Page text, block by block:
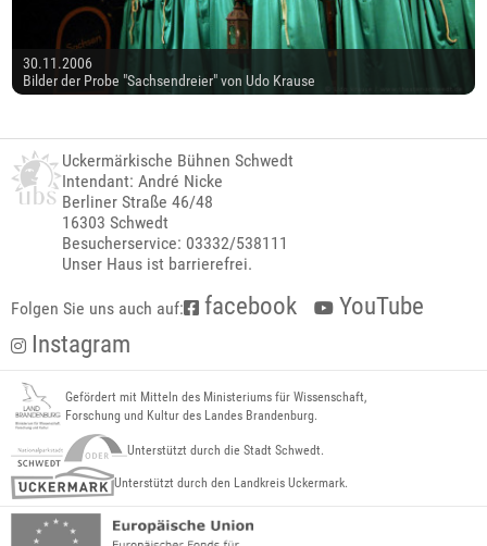
30.11.2006
Bilder der Probe "Sachsendreier" von Udo Krause
Uckermärkische Bühnen Schwedt
Intendant: André Nicke
Berliner Straße 46/48
16303 Schwedt
Besucherservice: 03332/538111
Unser Haus ist barrierefrei.
Folgen Sie uns auch auf: facebook
YouTube
Instagram
Gefördert mit Mitteln des Ministeriums für Wissenschaft,
Forschung und Kultur des Landes Brandenburg.
Unterstützt durch die Stadt Schwedt.
Unterstützt durch den Landkreis Uckermark.